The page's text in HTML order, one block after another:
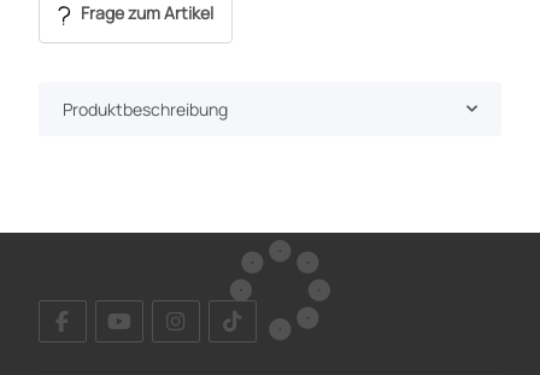
Frage zum Artikel
Produktbeschreibung